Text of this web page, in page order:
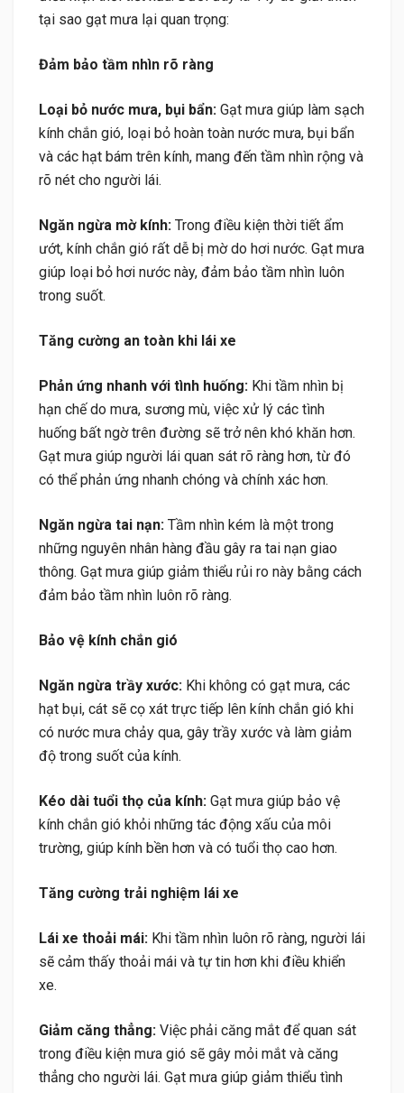
tại sao gạt mưa lại quan trọng:
Đảm bảo tầm nhìn rõ ràng
Loại bỏ nước mưa, bụi bẩn: Gạt mưa giúp làm sạch
kính chắn gió, loại bỏ hoàn toàn nước mưa, bụi bẩn
và các hạt bám trên kính, mang đến tầm nhìn rộng và
rõ nét cho người lái.
Ngăn ngừa mờ kính: Trong điều kiện thời tiết ẩm
ướt, kính chắn gió rất dễ bị mờ do hơi nước. Gạt mưa
giúp loại bỏ hơi nước này, đảm bảo tầm nhìn luôn
trong suốt.
Tăng cường an toàn khi lái xe
Phản ứng nhanh với tình huống: Khi tầm nhìn bị
hạn chế do mưa, sương mù, việc xử lý các tình
huống bất ngờ trên đường sẽ trở nên khó khăn hơn.
Gạt mưa giúp người lái quan sát rõ ràng hơn, từ đó
có thể phản ứng nhanh chóng và chính xác hơn.
Ngăn ngừa tai nạn: Tầm nhìn kém là một trong
những nguyên nhân hàng đầu gây ra tai nạn giao
thông. Gạt mưa giúp giảm thiểu rủi ro này bằng cách
đảm bảo tầm nhìn luôn rõ ràng.
Bảo vệ kính chắn gió
Ngăn ngừa trầy xước: Khi không có gạt mưa, các
hạt bụi, cát sẽ cọ xát trực tiếp lên kính chắn gió khi
có nước mưa chảy qua, gây trầy xước và làm giảm
độ trong suốt của kính.
Kéo dài tuổi thọ của kính: Gạt mưa giúp bảo vệ
kính chắn gió khỏi những tác động xấu của môi
trường, giúp kính bền hơn và có tuổi thọ cao hơn.
Tăng cường trải nghiệm lái xe
Lái xe thoải mái: Khi tầm nhìn luôn rõ ràng, người lái
sẽ cảm thấy thoải mái và tự tin hơn khi điều khiển
xe.
Giảm căng thẳng: Việc phải căng mắt để quan sát
trong điều kiện mưa gió sẽ gây mỏi mắt và căng
thẳng cho người lái. Gạt mưa giúp giảm thiểu tình